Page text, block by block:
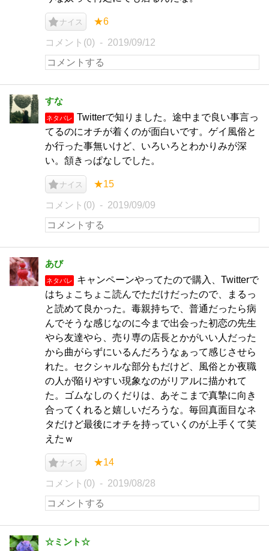
ナイス ★6
コメント(0) 2019/09/12
すな
ネタバレ
Twitterで知りました。途中まで良い事言っ
てるのにオチが着くのが面白いです。ゲイ風俗と
か行った事無いけど、いろいろとわかりみが深
い。頷きっぱなしでした。
ナイス ★15
コメント(0) 2019/09/09
あび
ネタバレ
キャンペーンやってたので購入、Twitterで
はちょこちょこ読んでただけだったので、まるっ
と読めて良かった。毒親持ちで、普通だったら病
んでそうな感じなのに今まで出会った初恋の先生
やら友達やら、売り専の店長とかがいい人だった
から曲がらずにいるんだろうなぁって感じさせら
れた。セクシャルな部分もだけど、風俗とか夜職
の人が陥りやすい現象なのがリアルに描かれて
た。ゴムなしのくだりは、あそこまで真摯に向き
合ってくれると嬉しいだろうな。毎回真面目なネ
タだけど最後にオチを持っていくのが上手くて笑
えたｗ
ナイス ★14
コメント(0) 2019/08/28
☆ミント☆